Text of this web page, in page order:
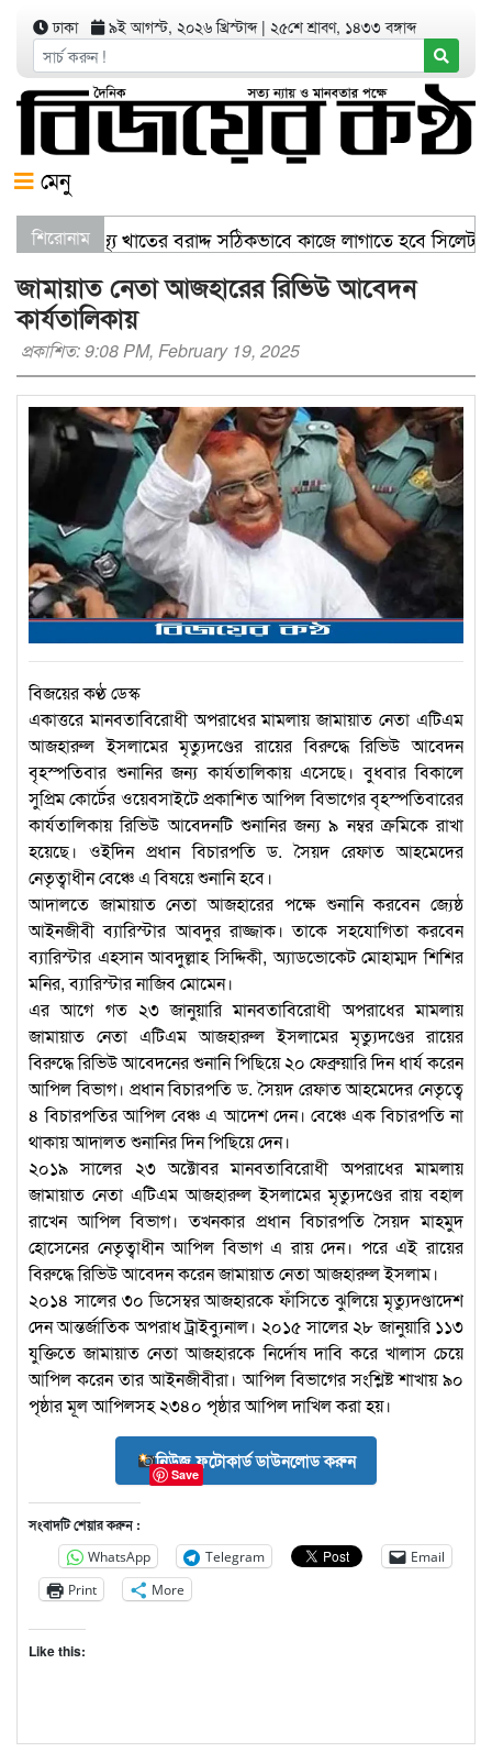
ঢাকা ৯ই আগস্ট, ২০২৬ খ্রিস্টাব্দ| ২৫শে শ্রাবণ, ১৪৩৩ বঙ্গাব্দ
মেনু
শিরোনামস্বাস্থ্য খাতের বরাদ্দ সঠিকভাবে কাজে লাগাতে হবে
জামায়াত নেতা আজহারের রিভিউ আবেদন
কার্যতালিকায়
প্রকাশিত: 9:08 PM, February 19, 2025
বিজয়ের কণ্ঠ ডেস্ক
একাত্তরে মানবতাবিরোধী অপরাধের মামলায় জামায়াত নেতা এটিএম
আজহারুল ইসলামের মৃত্যুদণ্ডের রায়ের বিরুদ্ধে রিভিউ আবেদন
বৃহস্পতিবার শুনানির জন্য কার্যতালিকায় এসেছে। বুধবার বিকালে
সুপ্রিম কোর্টের ওয়েবসাইটে প্রকাশিত আপিল বিভাগের বৃহস্পতিবারের
কার্যতালিকায় রিভিউ আবেদনটি শুনানির জন্য ৯ নম্বর ক্রমিকে রাখা
হয়েছে। ওইদিন প্রধান বিচারপতি ড. সৈয়দ রেফাত আহমেদের
নেতৃত্বাধীন বেঞ্চে এ বিষয়ে শুনানি হবে।
আদালতে জামায়াত নেতা আজহারের পক্ষে শুনানি করবেন জ্যেষ্ঠ
আইনজীবী ব্যারিস্টার আবদুর রাজ্জাক। তাকে সহযোগিতা করবেন
ব্যারিস্টার এহসান আবদুল্লাহ সিদ্দিকী, অ্যাডভোকেট মোহাম্মদ শিশির
মনির, ব্যারিস্টার নাজিব মোমেন।
এর আগে গত ২৩ জানুয়ারি মানবতাবিরোধী অপরাধের মামলায়
জামায়াত নেতা এটিএম আজহারুল ইসলামের মৃত্যুদণ্ডের রায়ের
বিরুদ্ধে রিভিউ আবেদনের শুনানি পিছিয়ে ২০ ফেব্রুয়ারি দিন ধার্য করেন
আপিল বিভাগ। প্রধান বিচারপতি ড. সৈয়দ রেফাত আহমেদের নেতৃত্বে
৪ বিচারপতির আপিল বেঞ্চ এ আদেশ দেন। বেঞ্চে এক বিচারপতি না
থাকায় আদালত শুনানির দিন পিছিয়ে দেন।
২০১৯ সালের ২৩ অক্টোবর মানবতাবিরোধী অপরাধের মামলায়
জামায়াত নেতা এটিএম আজহারুল ইসলামের মৃত্যুদণ্ডের রায় বহাল
রাখেন আপিল বিভাগ। তখনকার প্রধান বিচারপতি সৈয়দ মাহমুদ
হোসেনের নেতৃত্বাধীন আপিল বিভাগ এ রায় দেন। পরে এই রায়ের
বিরুদ্ধে রিভিউ আবেদন করেন জামায়াত নেতা আজহারুল ইসলাম।
২০১৪ সালের ৩০ ডিসেম্বর আজহারকে ফাঁসিতে ঝুলিয়ে মৃত্যুদণ্ডাদেশ
দেন আন্তর্জাতিক অপরাধ ট্রাইব্যুনাল। ২০১৫ সালের ২৮ জানুয়ারি ১১৩
যুক্তিতে জামায়াত নেতা আজহারকে নির্দোষ দাবি করে খালাস চেয়ে
আপিল করেন তার আইনজীবীরা। আপিল বিভাগের সংশ্লিষ্ট শাখায় ৯০
পৃষ্ঠার মূল আপিলসহ ২৩৪০ পৃষ্ঠার আপিল দাখিল করা হয়।
নিউজ ফটোকার্ড ডাউনলোড করুন
সংবাদটি শেয়ার করুন :
WhatsApp Telegram
Email
Print
More
Like this:
Save